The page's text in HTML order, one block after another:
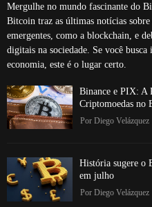
Mergulhe no mundo fascinante do
Bitcoin traz as últimas notícias
emergentes, como a blockchain, e
digitais na sociedade. Se você
economia, este é o lugar certo.
Binance e PIX: A
Criptomoedas no
Por Diego Velázquez
História sugere o
em julho
Por Diego Velázquez